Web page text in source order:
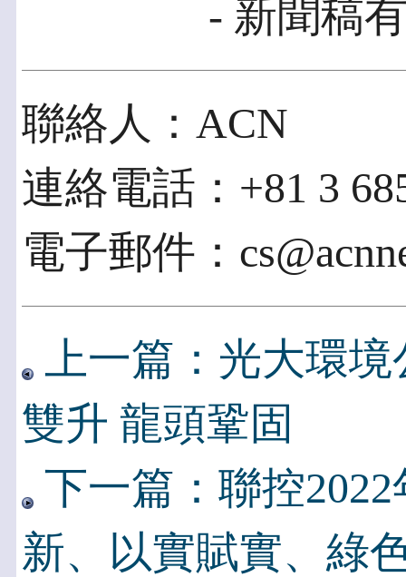
- 新聞稿
聯絡人：ACN
連絡電話：+81 3
電子郵件：
上一篇：光大環
雙升 龍頭鞏固
下一篇：聯控
新、以實賦實、綠